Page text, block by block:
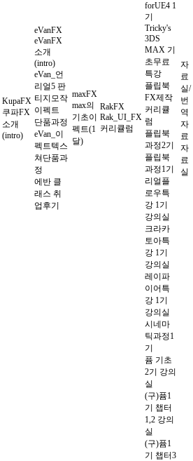
KupaFX
쿠파FX
소개
(intro)
eVanFX
eVanFX
소개
(intro)
eVan_언
리얼5 판
티지모작
이펙트
단품과정
eVan_이
펙트텍스
쳐단품과
정
에반 클
래스 취
업후기
maxFX
max의
기초이
펙트(1
달)
RakFX
Rak_UI_FX
커리큘럼
forUE4 1
기
Tricky's
3DS
MAX 기
초무료
특강
플립북
FX제작
커리큘
럼
플립북
과정2기
플립북
과정1기
리얼플
로우특
강 1기
강의실
크라카
토아특
강 1기
강의실
레이파
이어특
강 1기
강의실
시네마
틱과정1
기
퓸 기초
2기 강의
실
(구)퓸1
기 챕터
1,2 강의
실
(구)퓸1
기 챕터3
자
료
실/
번
역
자
료
자
료
실